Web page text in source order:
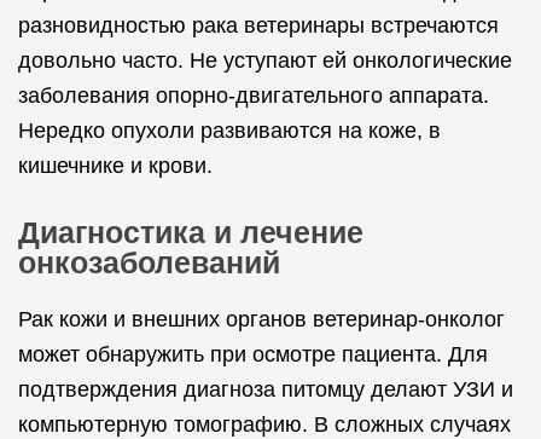
разновидностью рака ветеринары встречаются
довольно часто. Не уступают ей онкологические
заболевания опорно-двигательного аппарата.
Нередко опухоли развиваются на коже, в
кишечнике и крови.
Диагностика и лечение
онкозаболеваний
Рак кожи и внешних органов ветеринар-онколог
может обнаружить при осмотре пациента. Для
подтверждения диагноза питомцу делают УЗИ и
компьютерную томографию. В сложных случаях